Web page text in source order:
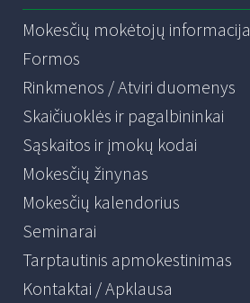
Mokesčių mokėtojų informacija
Formos
Rinkmenos / Atviri duomenys
Skaičiuoklės ir pagalbininkai
Sąskaitos ir įmokų kodai
Mokesčių žinynas
Mokesčių kalendorius
Seminarai
Tarptautinis apmokestinimas
Kontaktai / Apklausa